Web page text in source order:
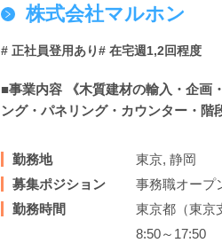
株式会社マルホン
# 正社員登用あり# 在宅週1,2回程度
■事業内容 《木質建材の輸入・企画
ング・パネリング・カウンター・
勤務地
東京, 静岡
募集ポジション
事務職オープ
勤務時間
東京都（東京
8:50～17:50